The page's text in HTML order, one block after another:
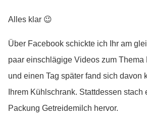
Alles klar 😉
Über Facebook schickte ich Ihr am
paar einschlägige Videos zum Thema
und einen Tag später fand sich davon
Ihrem Kühlschrank. Stattdessen
Packung Getreidemilch hervor.